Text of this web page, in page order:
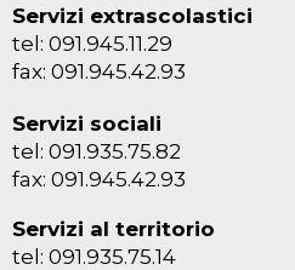
Servizi extrascolastici
tel: 091.945.11.29
fax: 091.945.42.93
Servizi sociali
tel: 091.935.75.82
fax: 091.945.42.93
Servizi al territorio
tel: 091.935.75.14